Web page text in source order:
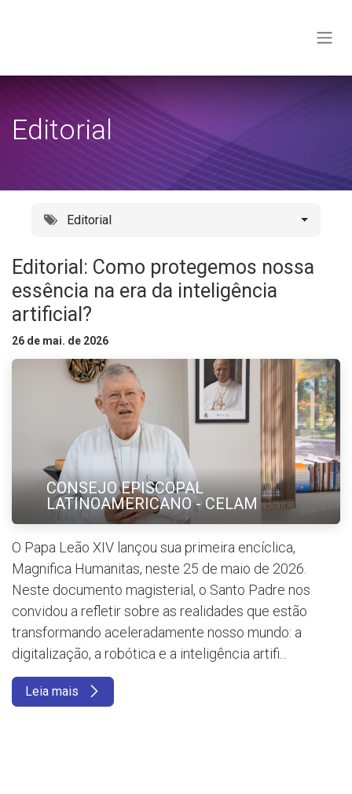
Editorial
Editorial
Editorial: Como protegemos nossa
essência na era da inteligência
artificial?
26 de mai. de 2026
CONSEJO EPISCOPAL
LATINOAMERICANO - CELAM
O Papa Leão XIV lançou sua primeira encíclica,
Magnifica Humanitas, neste 25 de maio de 2026.
Neste documento magisterial, o Santo Padre nos
convidou a refletir sobre as realidades que estão
transformando aceleradamente nosso mundo: a
digitalização, a robótica e a inteligência artifi...
Leia mais